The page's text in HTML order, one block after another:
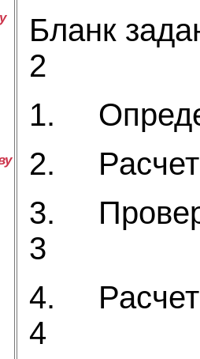
Бланк
2
1.
2. Расчет
3.
3
4. Расчет
4